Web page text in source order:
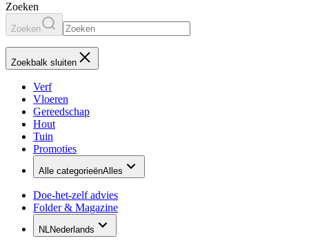
Zoeken
Zoeken
Zoekbalk sluiten
Verf
Vloeren
Gereedschap
Hout
Tuin
Promoties
Alle categorieënAlles
Doe-het-zelf advies
Folder & Magazine
NLNederlands